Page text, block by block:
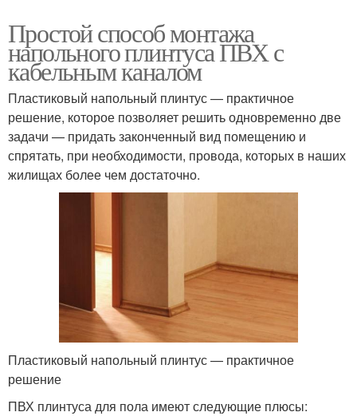
Простой способ монтажа
напольного плинтуса ПВХ с
кабельным каналом
Пластиковый напольный плинтус — практичное
решение, которое позволяет решить одновременно две
задачи — придать законченный вид помещению и
спрятать, при необходимости, провода, которых в наших
жилищах более чем достаточно.
Пластиковый напольный плинтус — практичное
решение
ПВХ плинтуса для пола имеют следующие плюсы: